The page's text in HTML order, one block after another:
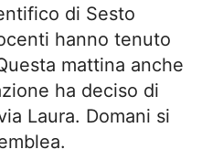
di Sesto
hanno tenuto
mattina anche
ha deciso di
Laura. Domani si